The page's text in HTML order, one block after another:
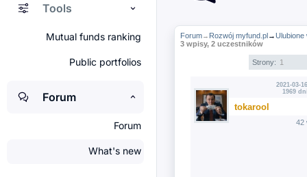
Tools
Mutual funds ranking
Public portfolios
Forum
Forum
What's new
Forum→ Rozwój myfund.pl→Ulubione
3 wpisy, 2 uczestników
Strony: 1
2021-03-
1969
tokarool
42